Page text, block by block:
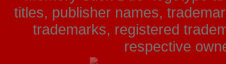
titles, publisher names,
trademarks, registered
respective